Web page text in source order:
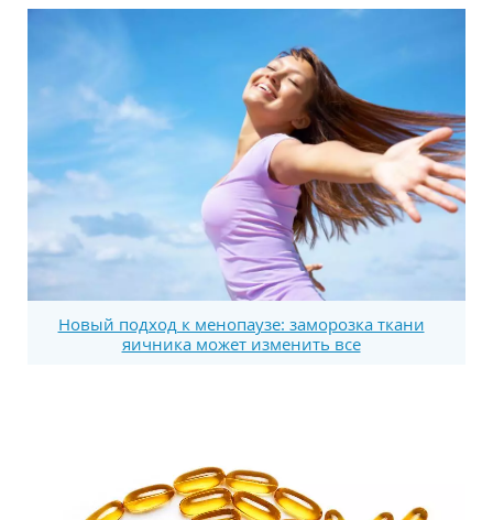
Новый подход к менопаузе: заморозка ткани
яичника может изменить все